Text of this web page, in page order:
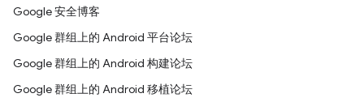
Google 安全博客
Google 群组上的 Android 平台论坛
Google 群组上的 Android 构建论坛
Google 群组上的 Android 移植论坛